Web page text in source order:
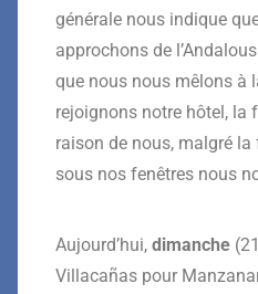
générale nous indique
approchons de
que nous nous mêlons à
rejoignons notre hôtel, la
raison de nous, malgré
sous nos fenêtres nous
Aujourd’hui, dimanche
Villacañas pour